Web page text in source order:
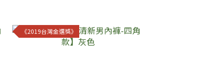
《2019台灣金選獎》